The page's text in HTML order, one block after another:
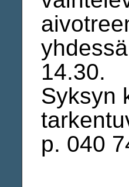
14.30.
Syksyn
p. 040